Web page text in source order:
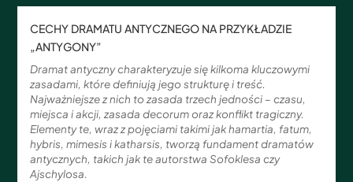
CECHY DRAMATU ANTYCZNEGO NA PRZYKŁADZIE
„ANTYGONY”
Dramat antyczny charakteryzuje się kilkoma kluczowymi
zasadami, które definiują jego strukturę i treść.
Najważniejsze z nich to zasada trzech jedności – czasu,
miejsca i akcji, zasada decorum oraz konflikt tragiczny.
Elementy te, wraz z pojęciami takimi jak hamartia, fatum,
hybris, mimesis i katharsis, tworzą fundament dramatów
antycznych, takich jak te autorstwa Sofoklesa czy
Ajschylosa.